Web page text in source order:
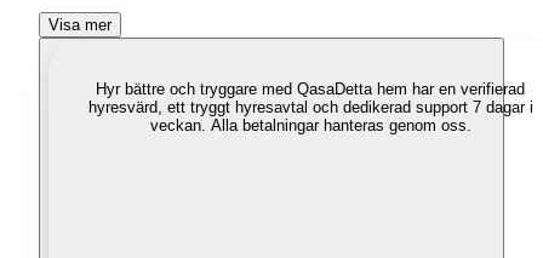
Visa mer
Hyr bättre och tryggare med QasaDetta hem har en verifierad
hyresvärd, ett tryggt hyresavtal och dedikerad support 7 dagar i
veckan. Alla betalningar hanteras genom oss.